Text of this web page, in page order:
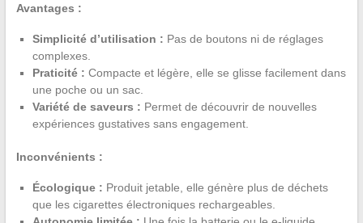
Avantages :
Simplicité d’utilisation : Pas de boutons ni de réglages
complexes.
Praticité : Compacte et légère, elle se glisse facilement dans
une poche ou un sac.
Variété de saveurs : Permet de découvrir de nouvelles
expériences gustatives sans engagement.
Inconvénients :
Écologique : Produit jetable, elle génère plus de déchets
que les cigarettes électroniques rechargeables.